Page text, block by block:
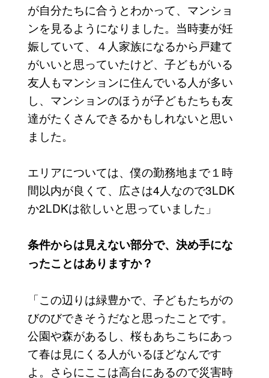
が自分たちに合うとわかって、マンショ
ンを見るようになりました。当時妻が妊
娠していて、４人家族になるから戸建て
がいいと思っていたけど、子どもがいる
友人もマンションに住んでいる人が多い
し、マンションのほうが子どもたちも友
達がたくさんできるかもしれないと思い
ました。
エリアについては、僕の勤務地まで１時
間以内が良くて、広さは4人なので3LDK
か2LDKは欲しいと思っていました」
条件からは見えない部分で、決め手にな
ったことはありますか？
「この辺りは緑豊かで、子どもたちがの
びのびできそうだなと思ったことです。
公園や森があるし、桜もあちこちにあっ
て春は見にくる人がいるほどなんです
よ。さらにここは高台にあるので災害時